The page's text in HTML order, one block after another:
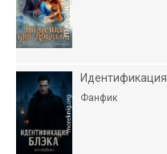
Фанфик